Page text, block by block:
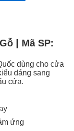
| Mã SP:
dùng cho cửa
dáng sang
cửa.
ứng